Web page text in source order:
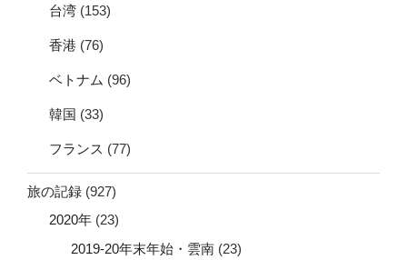
台湾 (153)
香港 (76)
ベトナム (96)
韓国 (33)
フランス (77)
旅の記録 (927)
2020年 (23)
2019-20年末年始・雲南 (23)